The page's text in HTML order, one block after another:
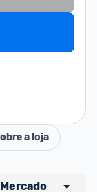
a loja